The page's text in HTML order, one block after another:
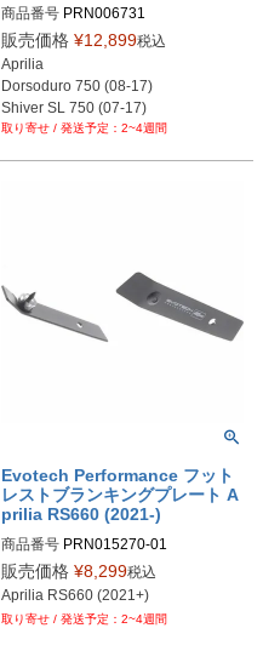
商品番号 PRN006731
PRN006731-01
PRN006731-02
PRN006731-03
PRN006731-04
PRN006731-05
販売価格 ¥12,899税込
Aprilia
Dorsoduro 750 (08-17)
Shiver SL 750 (07-17)
Shiver 900 (18-21)2~4週間
Evotech Performance フット
レストブランキングプレート A
prilia RS660 (2021-)
商品番号 PRN015270-01
販売価格 ¥8,299税込
Aprilia RS660 (2021+)
2~4週間